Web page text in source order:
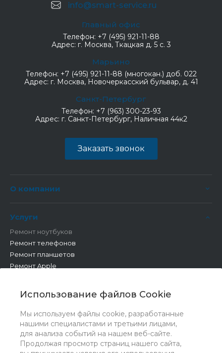
Использование файлов Cookie
Мы используем файлы cookie, разработанные
нашими специалистами и третьими лицами,
для анализа событий на нашем веб-сайте.
Продолжая просмотр страниц нашего сайта,
info@smart-service.ru
Главный офис
Телефон: +7 (495) 921-11-88
Адрес: г. Москва, Ткацкая д. 5 с. 3
Марьино
Телефон: +7 (495) 921-11-88 (многокан.) доб. 022
Адрес: г. Москва, Новочеркасский бульвар, д. 41
Санкт-Петербург
Телефон: +7 (963) 300-23-93
Адрес: г. Санкт-Петербург, Наличная 44к2
Заказать звонок
О компании
Услуги
Ремонт ноутбуков
Ремонт телефонов
Ремонт планшетов
Ремонт Apple